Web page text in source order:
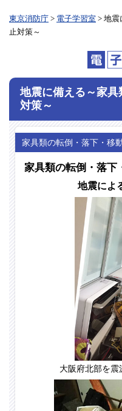
東京消防庁 > 電子学習室 > 地震
止対策～
地震に備える ～家
対策～
家具類の転倒・落下・移
家具類の転倒・落下
地震によ
大阪府北部を震